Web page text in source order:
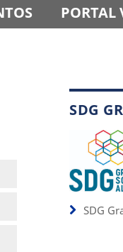
PORTAL
SDG
SDG